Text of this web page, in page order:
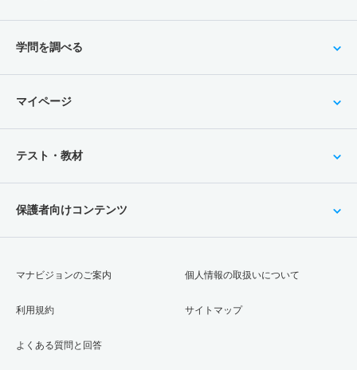
学問を調べる
マイページ
テスト・教材
保護者向けコンテンツ
マナビジョンのご案内
利用規約
よくある質問と回答
個人情報の取扱いについて
サイトマップ